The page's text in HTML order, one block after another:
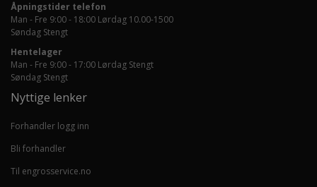
Åpningstider telefon
Man - Fre 9:00 - 18:00 Lørdag 10.00-1500
Søndag Stengt
Hentelager
Man - Fre 9:00 - 17:00 Lørdag Stengt
Søndag Stengt
Nyttige lenker
Forhandler logg inn
Bli forhandler
Til engrosservice.no